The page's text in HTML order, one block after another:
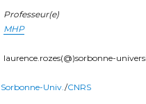
Professeur(e)
MHP
laurence.rozes(@)sorbonne-
Sorbonne-Univ./CNRS